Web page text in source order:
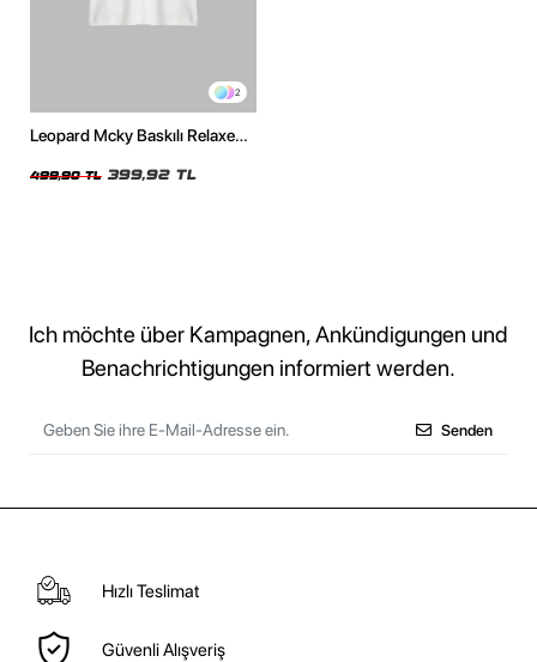
2
Leopard Mcky Baskılı Relaxed
499,90 TL 399,92 TL
Ich möchte über Kampagnen, Ankündigungen und
Benachrichtigungen informiert werden.
Senden
Hızlı Teslimat
Güvenli Alışveriş